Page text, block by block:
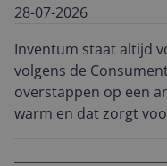
28-07-2026
Inventum staat altijd
volgens de
overstappen op een
warm en dat zorgt